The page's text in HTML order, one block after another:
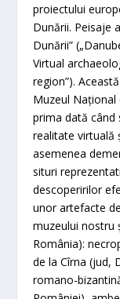
proiectului
Dunării. Peisaje
Dunării”
Virtual
region”).
Muzeul
prima dată când
realitate virtuală
asemenea
situri
descoperirilor
unor artefacte
muzeului nostru
România):
de la Cîrna (jud,
romano-